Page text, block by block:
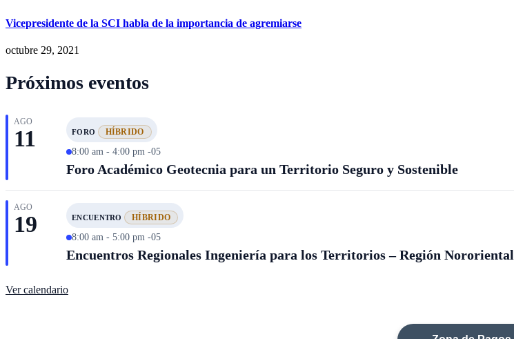
Vicepresidente de la SCI habla de la importancia de agremiarse
octubre 29, 2021
Próximos eventos
AGO
11 FORO HÍBRIDO
8:00 am - 4:00 pm -05
Foro Académico Geotecnia para un Territorio Seguro y Sostenible
AGO
19 ENCUENTRO HÍBRIDO
8:00 am - 5:00 pm -05
Encuentros Regionales Ingeniería para los Territorios – Región Nororiental
Ver calendario